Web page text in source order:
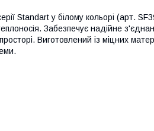
Standart у білому кольорі (арт.
Забезпечує надійне
Виготовлений із міцних